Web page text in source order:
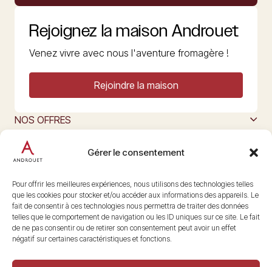
Gérer le consentement
Pour offrir les meilleures expériences, nous utilisons des technologies telles
que les cookies pour stocker et/ou accéder aux informations des appareils. Le
fait de consentir à ces technologies nous permettra de traiter des données
telles que le comportement de navigation ou les ID uniques sur ce site. Le fait
de ne pas consentir ou de retirer son consentement peut avoir un effet
négatif sur certaines caractéristiques et fonctions.
Rejoignez la maison Androuet
Venez vivre avec nous l'aventure fromagère !
Rejoindre la maison
NOS OFFRES
L’ART DU FROMAGE
Nous suivre
@maisonandrouet
Copyright © 2026 Androuet
Site parMake the Grade